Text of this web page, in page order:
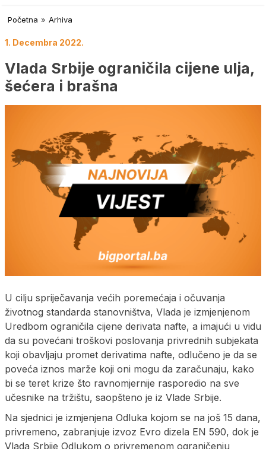
Početna » Arhiva
1. Decembra 2022.
Vlada Srbije ograničila cijene ulja,
šećera i brašna
U cilju spriječavanja većih poremećaja i očuvanja
životnog standarda stanovništva, Vlada je izmjenjenom
Uredbom ograničila cijene derivata nafte, a imajući u vidu
da su povećani troškovi poslovanja privrednih subjekata
koji obavljaju promet derivatima nafte, odlučeno je da se
poveća iznos marže koji oni mogu da zaračunaju, kako
bi se teret krize što ravnomjernije rasporedio na sve
učesnike na tržištu, saopšteno je iz Vlade Srbije.
Na sjednici je izmjenjena Odluka kojom se na još 15 dana,
privremeno, zabranjuje izvoz Evro dizela EN 590, dok je
Vlada Srbije Odlukom o privremenom ograničenju